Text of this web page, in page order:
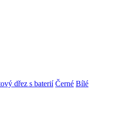
dřez s baterií Černé Bílé